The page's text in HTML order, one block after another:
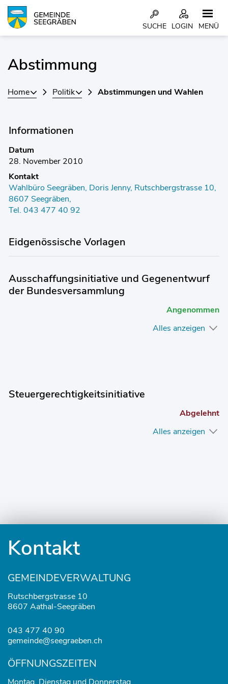
Kopfzeile
LOGIN
SUCHE MENÜ
Abstimmung
Home Politik Abstimmungen und Wahlen
Informationen
Datum
28. November 2010
Kontakt
Wahlbüro Seegräben, Doris Jenny, Rutschbergstrasse 10,
8607 Seegräben,
Tel. 043 477 40 92
Eidgenössische Vorlagen
Ausschaffungsinitiative und Gegenentwurf
der Bundesversammlung
Angenommen
Alles anzeigen
Steuergerechtigkeitsinitiative
Abgelehnt
Alles anzeigen
Kontakt
GEMEINDEVERWALTUNG
Rutschbergstrasse 10
8607 Aathal-Seegräben
043 477 40 90
gemeinde@seegraeben.ch
ÖFFNUNGSZEITEN